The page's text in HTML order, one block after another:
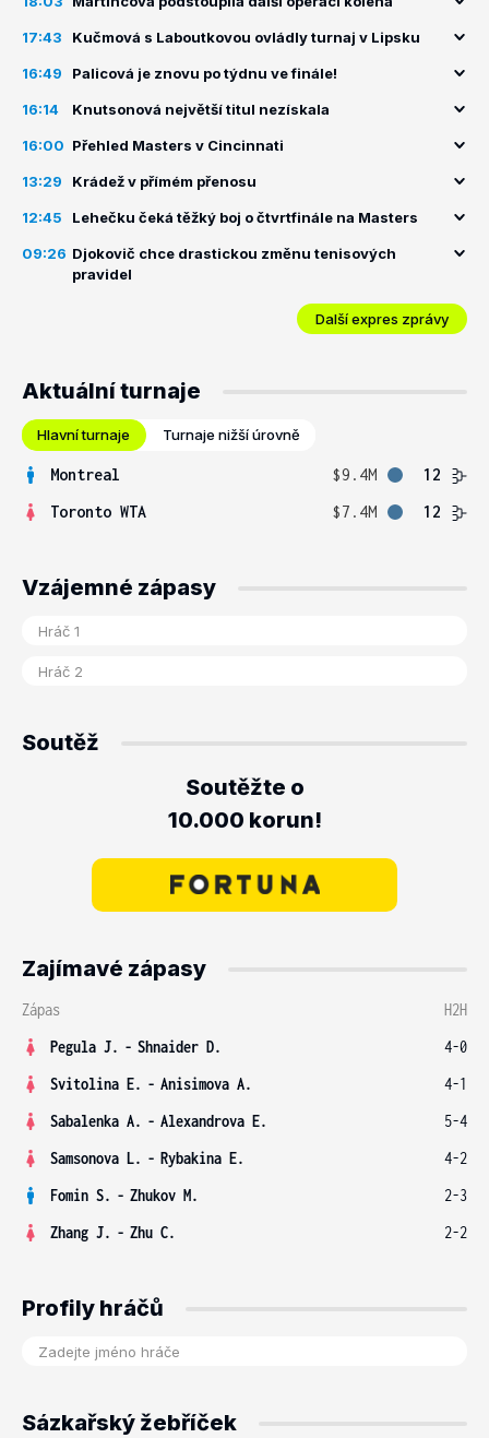
17:43 Kučmová s Laboutkovou ovládly turnaj v Lipsku
16:49 Palicová je znovu po týdnu ve finále!
16:14 Knutsonová největší titul nezískala
16:00 Přehled Masters v Cincinnati
13:29 Krádež v přímém přenosu
12:45 Lehečku čeká těžký boj o čtvrtfinále na Masters
09:26 Djokovič chce drastickou změnu tenisových
pravidel
Další expres zprávy
Aktuální turnaje
Hlavní turnaje Turnaje nižší úrovně
Montreal $9.4M
12
Toronto WTA
$7.4M 12
Vzájemné zápasy
Soutěž
Soutěžte o
10.000 korun!
Zajímavé zápasy
Zápas
H2H
Pegula J. - Shnaider D.
4-0
Svitolina E. - Anisimova A.
4-1
Sabalenka A. - Alexandrova E.
5-4
Samsonova L. - Rybakina E.
4-2
Fomin S. - Zhukov M.
2-3
Zhang J. - Zhu C. 2-2
Profily hráčů
Sázkařský žebříček